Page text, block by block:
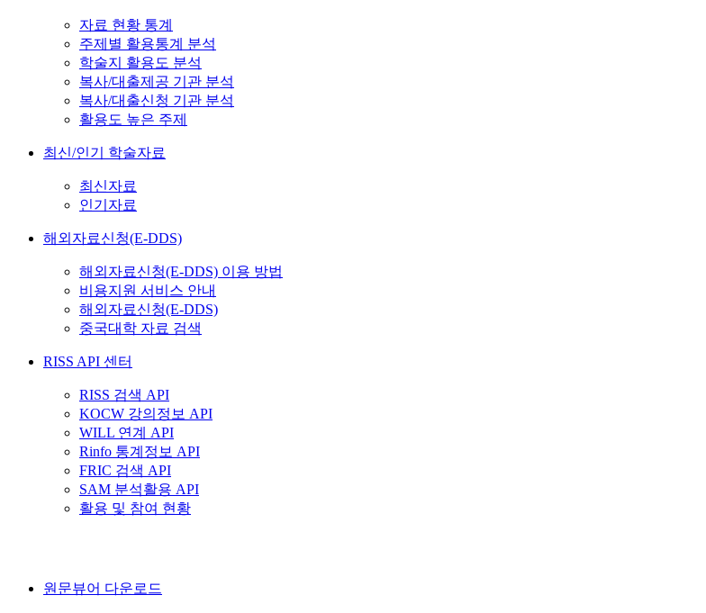
자료 현황 통계
주제별 활용통계 분석
학술지 활용도 분석
복사/대출제공 기관 분석
복사/대출신청 기관 분석
활용도 높은 주제
최신/인기 학술자료
최신자료
인기자료
해외자료신청(E-DDS)
해외자료신청(E-DDS) 이용 방법
비용지원 서비스 안내
해외자료신청(E-DDS)
중국대학 자료 검색
RISS API 센터
RISS 검색 API
KOCW 강의정보 API
WILL 연계 API
Rinfo 통계정보 API
FRIC 검색 API
SAM 분석활용 API
활용 및 참여 현황
원문뷰어 다운로드